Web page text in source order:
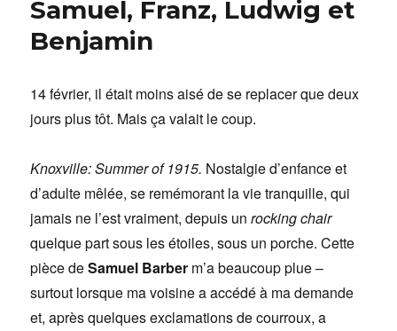
Samuel, Franz, Ludwig et
Benjamin
14 février, il était moins aisé de se replacer que deux
jours plus tôt. Mais ça valait le coup.
Knoxville: Summer of 1915. Nostalgie d’enfance et
d’adulte mêlée, se remémorant la vie tranquille, qui
jamais ne l’est vraiment, depuis unrocking chair
quelque part sous les étoiles, sous un porche. Cette
pièce deSamuel Barber m’a beaucoup plue –
surtout lorsque ma voisine a accédé à ma demande
et, après quelques exclamations de courroux, a